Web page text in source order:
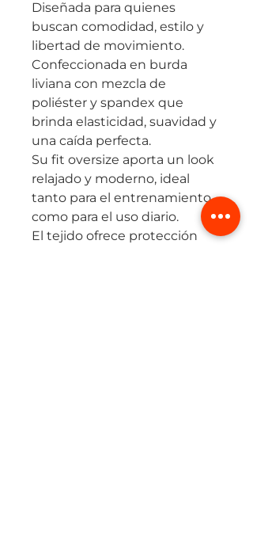
Diseñada para quienes
buscan comodidad, estilo y
libertad de movimiento.
Confeccionada en burda
liviana con mezcla de
poliéster y spandex que
brinda elasticidad, suavidad y
una caída perfecta.
Su fit oversize aporta un look
relajado y moderno, ideal
tanto para el entrenamiento
como para el uso diario.
El tejido ofrece protección